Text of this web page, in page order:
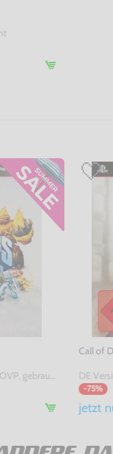
Call of
DE
-75%
jetzt